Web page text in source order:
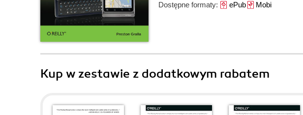
Dostępne formaty: ePubMobi
Kup w zestawie z dodatkowym rabatem